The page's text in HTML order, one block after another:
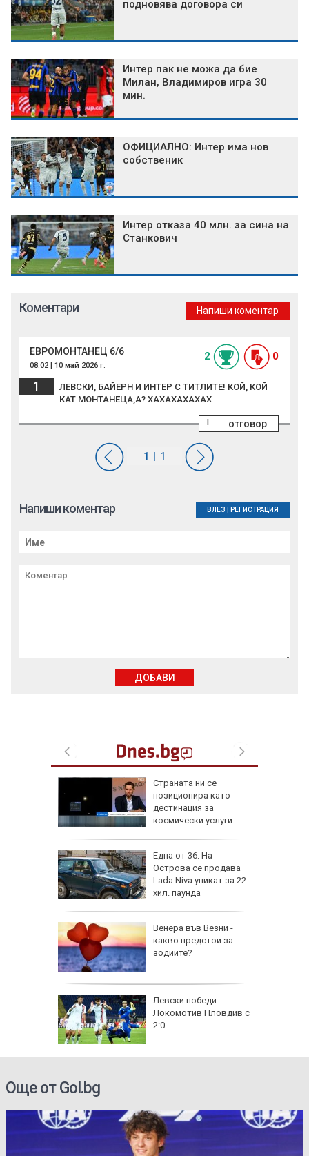
подновява договора си
Интер пак не можа да бие
Милан, Владимиров игра 30
мин.
ОФИЦИАЛНО: Интер има нов
собственик
Интер отказа 40 млн. за сина на
Станкович
Страната ни се
позиционира като
дестинация за
космически услуги
Една от 36: На
Острова се продава
Lada Niva уникат за 22
хил. паунда
Венера във Везни -
какво предстои за
зодиите?
Левски победи
Локомотив Пловдив с
2:0
Коментари Напиши коментар
ЕВРОМОНТАНЕЦ 6/6
08:02 | 10 май 2026 г.
2 0
1
ЛЕВСКИ, БАЙЕРН И ИНТЕР С ТИТЛИТЕ! КОЙ, КОЙ
КАТ МОНТАНЕЦА,А? ХАХАХАХАХАХ
отговор
!
Напиши коментар ВЛЕЗ РЕГИСТРАЦИЯ
ДОБАВИ
Още от Gol.bg